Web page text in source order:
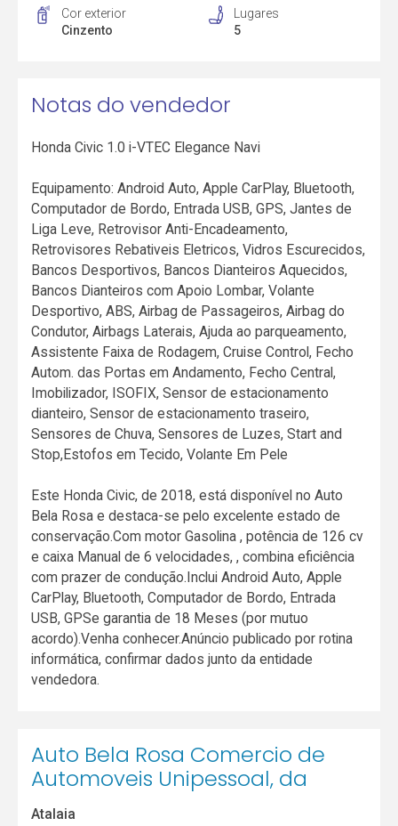
Cor exterior
Cinzento
Lugares
5
Notas do vendedor
Honda Civic 1.0 i-VTEC Elegance Navi
Equipamento: Android Auto, Apple CarPlay, Bluetooth,
Computador de Bordo, Entrada USB, GPS, Jantes de
Liga Leve, Retrovisor Anti-Encadeamento,
Retrovisores Rebativeis Eletricos, Vidros Escurecidos,
Bancos Desportivos, Bancos Dianteiros Aquecidos,
Bancos Dianteiros com Apoio Lombar, Volante
Desportivo, ABS, Airbag de Passageiros, Airbag do
Condutor, Airbags Laterais, Ajuda ao parqueamento,
Assistente Faixa de Rodagem, Cruise Control, Fecho
Autom. das Portas em Andamento, Fecho Central,
Imobilizador, ISOFIX, Sensor de estacionamento
dianteiro, Sensor de estacionamento traseiro,
Sensores de Chuva, Sensores de Luzes, Start and
Stop,Estofos em Tecido, Volante Em Pele
Este Honda Civic, de 2018, está disponível no Auto
Bela Rosa e destaca-se pelo excelente estado de
conservação.Com motor Gasolina , potência de 126 cv
e caixa Manual de 6 velocidades, , combina eficiência
com prazer de condução.Inclui Android Auto, Apple
CarPlay, Bluetooth, Computador de Bordo, Entrada
USB, GPSe garantia de 18 Meses (por mutuo
acordo).Venha conhecer.Anúncio publicado por rotina
informática, confirmar dados junto da entidade
vendedora.
Auto Bela Rosa Comercio de
Automoveis Unipessoal, da
Atalaia